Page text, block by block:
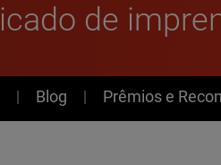
de
Blog Prêmios e